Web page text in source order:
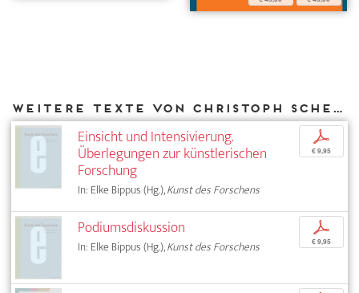
Weitere Texte von Christoph Schenker bei DIAPHANES
Einsicht und Intensivierung.
Überlegungen zur künstlerischen
Forschung
In: Elke Bippus (Hg.),Kunst des Forschens
p
€ 9,95
Podiumsdiskussion
In: Elke Bippus (Hg.),Kunst des Forschens
p
€ 9,95